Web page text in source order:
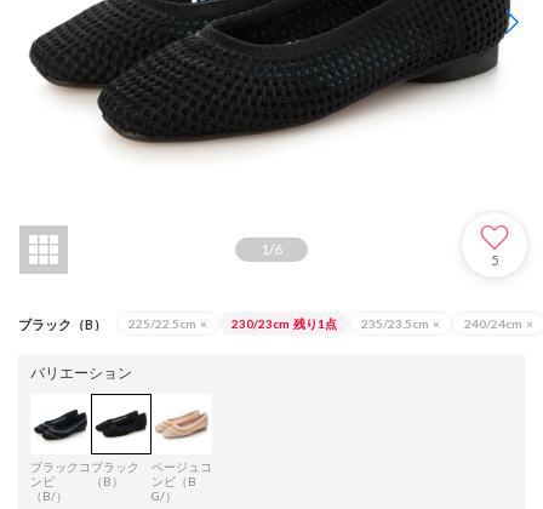
1/6
5
ブラック（B） 225/22.5cm × 230/23cm 残り1点 235/23.5cm × 240/24cm ×
バリエーション
ブラックコ
ンビ
（B/）
ブラック
（B）
ベージュコ
ンビ（B
G/）